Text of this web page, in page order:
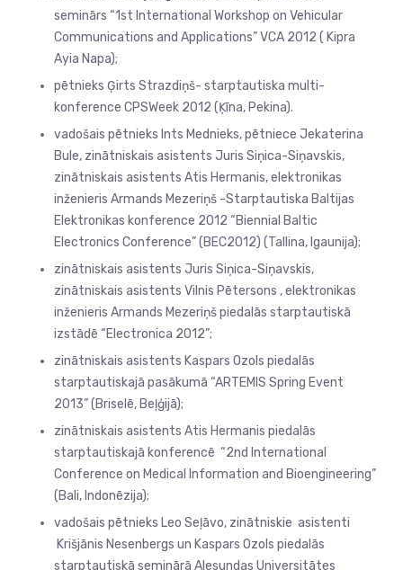
seminārs “1st International Workshop on Vehicular
Communications and Applications” VCA 2012 ( Kipra
Ayia Napa);
pētnieks Ģirts Strazdiņš- starptautiska multi-
konference CPSWeek 2012 (Ķīna, Pekina).
vadošais pētnieks Ints Mednieks, pētniece Jekaterina
Bule, zinātniskais asistents Juris Siņica-Siņavskis,
zinātniskais asistents Atis Hermanis, elektronikas
inženieris Armands Mezeriņš -Starptautiska Baltijas
Elektronikas konference 2012 “Biennial Baltic
Electronics Conference” (BEC2012) (Tallina, Igaunija);
zinātniskais asistents Juris Siņica-Siņavskis,
zinātniskais asistents Vilnis Pētersons , elektronikas
inženieris Armands Mezeriņš piedalās starptautiskā
izstādē “Electronica 2012”;
zinātniskais asistents Kaspars Ozols piedalās
starptautiskajā pasākumā “ARTEMIS Spring Event
2013” (Briselē, Beļģijā);
zinātniskais asistents Atis Hermanis piedalās
starptautiskajā konferencē “2nd International
Conference on Medical Information and Bioengineering”
(Bali, Indonēzija);
vadošais pētnieks Leo Seļāvo, zinātniskie asistenti
Krišjānis Nesenbergs un Kaspars Ozols piedalās
starptautiskā seminārā Alesundas Universitātes